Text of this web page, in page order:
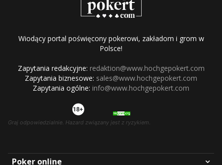
Wiodący portal poświęcony pokerowi, zakładom i grom w
Polsce!
Zapytania redakcyjne: redaktion@www.hochgepokert.com
Zapytania biznesowe: sales@www.hochgepokert.com
Zapytania ogólne: info@www.hochgepokert.com
Graj odpowiedzialnie. Hazard związany jest z ryzykiem.
Poker online